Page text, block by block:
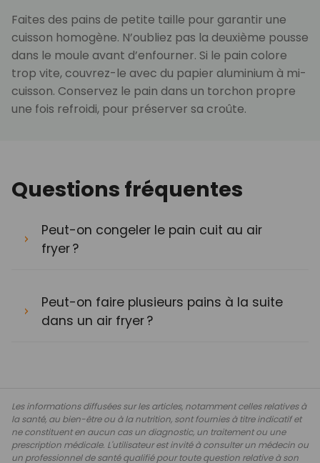
Faites des pains de petite taille pour garantir une
cuisson homogène. N’oubliez pas la deuxième pousse
dans le moule avant d’enfourner. Si le pain colore
trop vite, couvrez-le avec du papier aluminium à mi-
cuisson. Conservez le pain dans un torchon propre
une fois refroidi, pour préserver sa croûte.
Questions fréquentes
Peut-on congeler le pain cuit au air
fryer ?
Peut-on faire plusieurs pains à la suite
dans un air fryer ?
Les informations diffusées sur les articles, notamment celles relatives à
la santé, au bien-être ou à la nutrition, sont fournies à titre indicatif et
ne constituent en aucun cas un diagnostic, un traitement ou une
prescription médicale. L'utilisateur est invité à consulter un médecin ou
un professionnel de santé qualifié pour toute question relative à son